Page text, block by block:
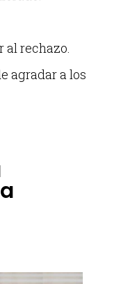
al rechazo.
agradar a los